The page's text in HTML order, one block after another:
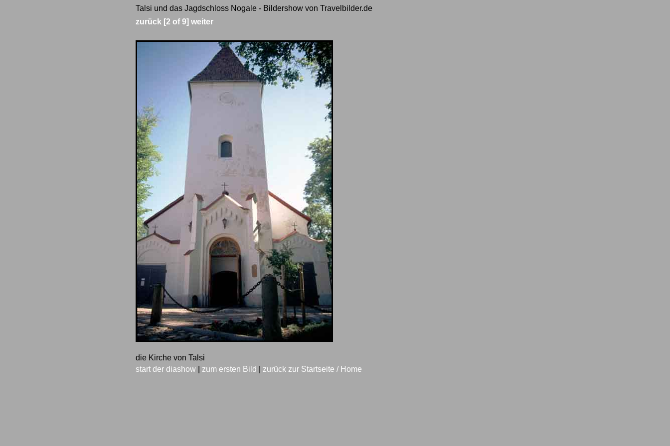
Talsi und das Jagdschloss Nogale - Bildershow von Travelbilder.de
zurück [2 of 9] weiter
die Kirche von Talsi
start der diashow
zum ersten Bild zurück zur Startseite / Home